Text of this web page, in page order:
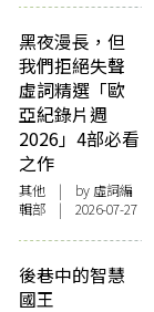
黑夜漫長，但
我們拒絕失聲
虛詞精選「歐
亞紀錄片週
2026」4部必看
之作
其他 | by 虛詞編
輯部 | 2026-07-27
後巷中的智慧
國王